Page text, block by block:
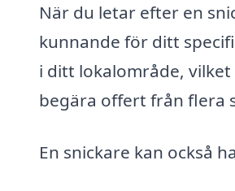
När du letar efter en
kunnande för ditt
i ditt lokalområde,
begära offert från flera
En snickare kan också